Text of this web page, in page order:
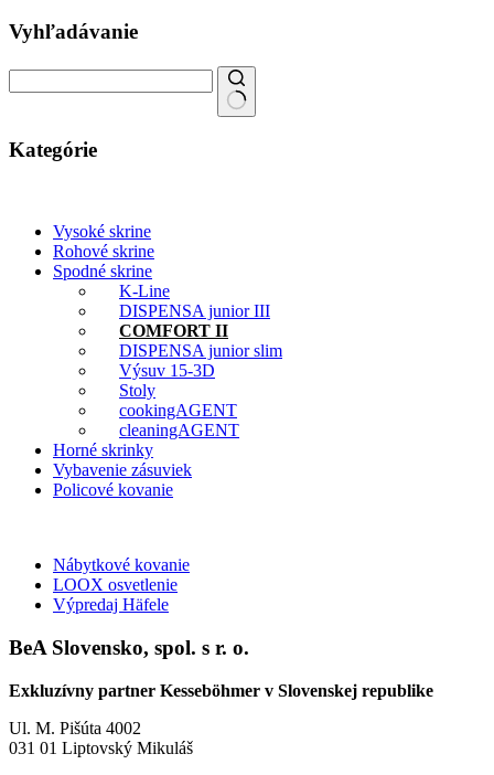
Vyhľadávanie
Kategórie
Vysoké skrine
Rohové skrine
Spodné skrine
K-Line
DISPENSA junior III
COMFORT II
DISPENSA junior slim
Výsuv 15-3D
Stoly
cookingAGENT
cleaningAGENT
Horné skrinky
Vybavenie zásuviek
Policové kovanie
Nábytkové kovanie
LOOX osvetlenie
Výpredaj Häfele
BeA Slovensko, spol. s r. o.
Exkluzívny partner Kesseböhmer v Slovenskej republike
Ul. M. Pišúta 4002
031 01 Liptovský Mikuláš